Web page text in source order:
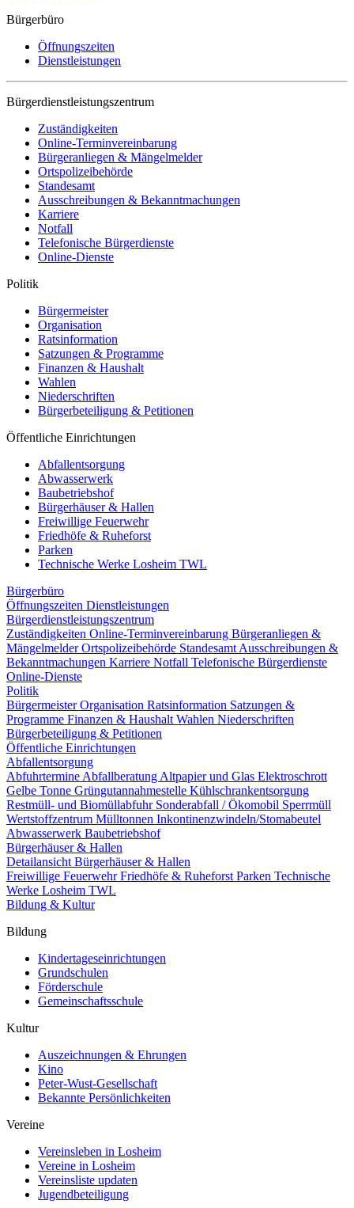
Bürgerbüro
Öffnungszeiten
Dienstleistungen
Bürgerdienstleistungszentrum
Zuständigkeiten
Online-Terminvereinbarung
Bürgeranliegen & Mängelmelder
Ortspolizeibehörde
Standesamt
Ausschreibungen & Bekanntmachungen
Karriere
Notfall
Telefonische Bürgerdienste
Online-Dienste
Politik
Bürgermeister
Organisation
Ratsinformation
Satzungen & Programme
Finanzen & Haushalt
Wahlen
Niederschriften
Bürgerbeteiligung & Petitionen
Öffentliche Einrichtungen
Abfallentsorgung
Abwasserwerk
Baubetriebshof
Bürgerhäuser & Hallen
Freiwillige Feuerwehr
Friedhöfe & Ruheforst
Parken
Technische Werke Losheim TWL
Bürgerbüro
Öffnungszeiten Dienstleistungen
Bürgerdienstleistungszentrum
Zuständigkeiten Online-Terminvereinbarung Bürgeranliegen &
MängelmelderOrtspolizeibehörde Standesamt Ausschreibungen &
Bekanntmachungen Karriere Notfall Telefonische Bürgerdienste
Online-Dienste
Politik
BürgermeisterOrganisation Ratsinformation Satzungen &
Programme Finanzen & Haushalt Wahlen Niederschriften
Bürgerbeteiligung & Petitionen
Öffentliche Einrichtungen
Abfallentsorgung
Abfuhrtermine Abfallberatung Altpapier und Glas Elektroschrott
Gelbe Tonne Grüngutannahmestelle Kühlschrankentsorgung
Restmüll- und Biomüllabfuhr Sonderabfall / Ökomobil Sperrmüll
Wertstoffzentrum Mülltonnen Inkontinenzwindeln/Stomabeutel
Abwasserwerk Baubetriebshof
Bürgerhäuser & Hallen
Detailansicht Bürgerhäuser & Hallen
Freiwillige FeuerwehrFriedhöfe & Ruheforst Parken Technische
Werke Losheim TWL
Bildung & Kultur
Bildung
Kindertageseinrichtungen
Grundschulen
Förderschule
Gemeinschaftsschule
Kultur
Auszeichnungen & Ehrungen
Kino
Peter-Wust-Gesellschaft
Bekannte Persönlichkeiten
Vereine
Vereinsleben in Losheim
Vereine in Losheim
Vereinsliste updaten
Jugendbeteiligung